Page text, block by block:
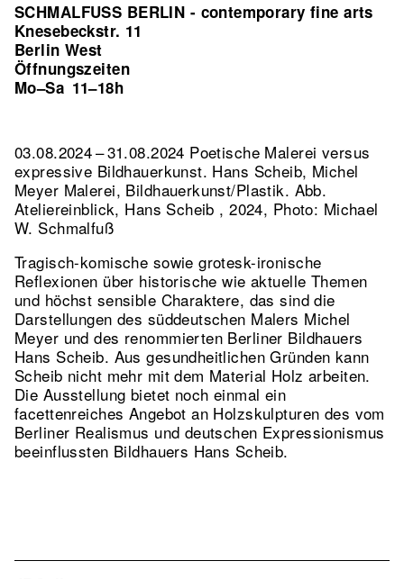
SCHMALFUSS BERLIN - contemporary fine arts
Knesebeckstr. 11
Berlin West
Öffnungszeiten
Mo–Sa 11–18h
03.08.2024 – 31.08.2024 Poetische Malerei versus
expressive Bildhauerkunst. Hans Scheib, Michel
Meyer Malerei, Bildhauerkunst/Plastik. Abb.
Ateliereinblick, Hans Scheib , 2024, Photo: Michael
W. Schmalfuß
Tragisch-komische sowie grotesk-ironische
Reflexionen über historische wie aktuelle Themen
und höchst sensible Charaktere, das sind die
Darstellungen des süddeutschen Malers Michel
Meyer und des renommierten Berliner Bildhauers
Hans Scheib. Aus gesundheitlichen Gründen kann
Scheib nicht mehr mit dem Material Holz arbeiten.
Die Ausstellung bietet noch einmal ein
facettenreiches Angebot an Holzskulpturen des vom
Berliner Realismus und deutschen Expressionismus
beeinflussten Bildhauers Hans Scheib.